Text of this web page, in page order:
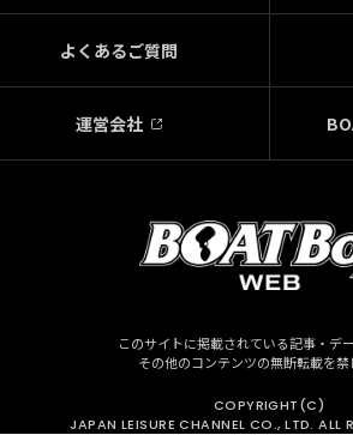
よくあるご質問
運営会社
このサイトに掲載されている記事・デ
その他のコンテンツの無断転載を禁
COPYRIGHT(C)
JAPAN LEISURE CHANNEL CO., LTD. ALL